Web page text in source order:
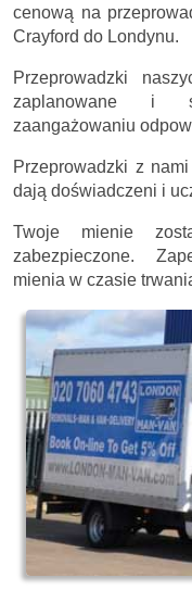
cenową na
Crayford do Londynu.
Przeprowadzki
zaplanowane i
zaangażowaniu
Przeprowadzki z
dają doświadczeni i
Twoje mienie
zabezpieczone.
mienia w czasie